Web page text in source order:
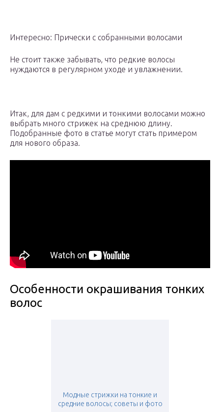
Интересно: Прически с собранными волосами
Не стоит также забывать, что редкие волосы
нуждаются в регулярном уходе и увлажнении.
Итак, для дам с редкими и тонкими волосами можно
выбрать много стрижек на среднюю длину.
Подобранные фото в статье могут стать примером
для нового образа.
Особенности окрашивания тонких
волос
Модные стрижки на тонкие и
средние волосы; советы и фото